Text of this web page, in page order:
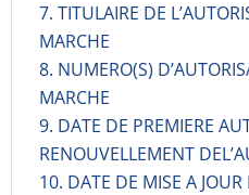
7. TITULAIRE DE
MARCHE
8. NUMERO(S)
MARCHE
9. DATE DE PREMIERE
RENOUVELLEMENT
10. DATE DE MISE A JOUR